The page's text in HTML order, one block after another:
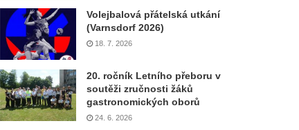
Volejbalová přátelská utkání
(Varnsdorf 2026)
18. 7. 2026
20. ročník Letního přeboru v
soutěži zručnosti žáků
gastronomických oborů
24. 6. 2026